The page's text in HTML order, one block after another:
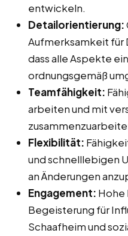
entwickeln.
Detailorientierung:
Aufmerksamkeit für
dass alle Aspekte
ordnungsgemäß
Teamfähigkeit:
arbeiten und mit
Flexibilität:
und schnelllebigen
an Änderungen
Engagement: Hohe
Begeisterung für
Schaafheim und